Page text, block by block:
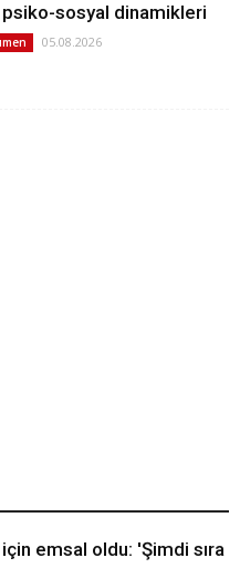
psiko-sosyal dinamikleri
05.08.2026
emsal oldu: 'Şimdi sıra